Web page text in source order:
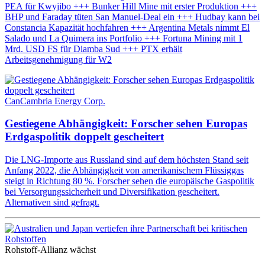
PEA für Kwyjibo +++ Bunker Hill Mine mit erster Produktion +++
BHP und Faraday tüten San Manuel-Deal ein +++ Hudbay kann bei
Constancia Kapazität hochfahren +++ Argentina Metals nimmt El
Salado und La Quimera ins Portfolio +++ Fortuna Mining mit 1
Mrd. USD FS für Diamba Sud +++ PTX erhält
Arbeitsgenehmigung für W2
CanCambria Energy Corp.
Gestiegene Abhängigkeit: Forscher sehen Europas
Erdgaspolitik doppelt gescheitert
Die LNG-Importe aus Russland sind auf dem höchsten Stand seit
Anfang 2022, die Abhängigkeit von amerikanischem Flüssiggas
steigt in Richtung 80 %. Forscher sehen die europäische Gaspolitik
bei Versorgungssicherheit und Diversifikation gescheitert.
Alternativen sind gefragt.
Rohstoff-Allianz wächst